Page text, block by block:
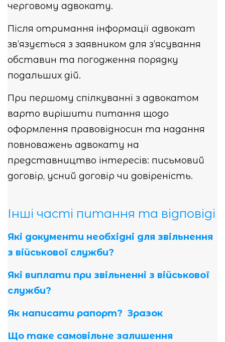
черговому адвокату.
Після отримання інформації адвокат
зв’язується з заявником для з’ясування
обставин та погодження порядку
подальших дій.
При першому спілкуванні з адвокатом
варто вирішити питання щодо
оформлення правовідносин та надання
повноважень адвокату на
представництво інтересів: письмовий
договір, усний договір чи довіреність.
Інші часті питання та відповіді
Які документи необхідні для звільнення
з військової служби?
Які виплати при звільненні з військової
служби?
Як написати рапорт? Зразок
Що таке самовільне залишення